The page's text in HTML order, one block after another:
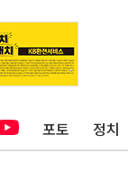
포토 정치